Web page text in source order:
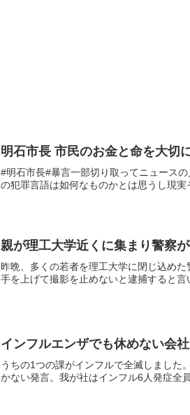
明石市長 市民のお金と命を大切
#明石市長#暴言一部切り取ってニュース
の犯罪言語は如何なものかとは思うし現
親が理工大学近くに集まり警察
昨晩、多くの若者を理工大学に閉じ込め
手を上げて撮影を止めないと逮捕すると
インフルエンザでも休めない会社
うちの1つの課がインフルで全滅しました
かない発言。我が社はインフル6人発症全